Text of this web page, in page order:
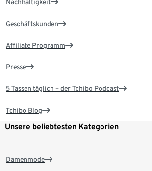
Nachhaltigkeit
Geschäftskunden
Affiliate Programm
Presse
5 Tassen täglich – der Tchibo Podcast
Tchibo Blog
Unsere beliebtesten Kategorien
Damenmode